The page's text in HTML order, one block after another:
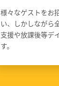
様々なゲストをお
い、しかしながら
支援や放課後等デ
す。